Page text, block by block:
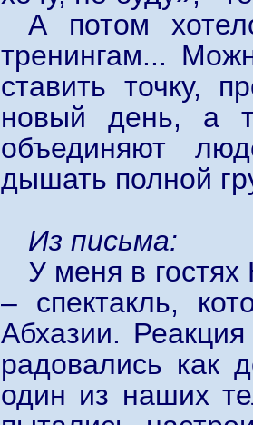
А потом
тренингам...
ставить точку,
новый день, а
объединяют
дышать полной
Из письма:
У меня в
– спектакль,
Абхазии.
радовались как
один из наших